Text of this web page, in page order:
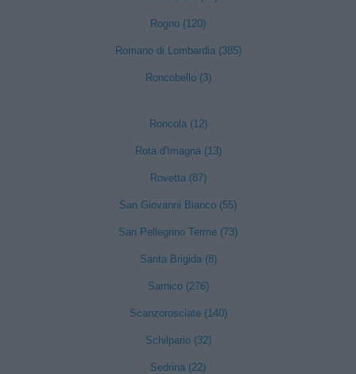
Rogno (120)
Romano di Lombardia (385)
Roncobello (3)
Roncola (12)
Rota d'Imagna (13)
Rovetta (87)
San Giovanni Bianco (55)
San Pellegrino Terme (73)
Santa Brigida (8)
Sarnico (276)
Scanzorosciate (140)
Schilpario (32)
Sedrina (22)